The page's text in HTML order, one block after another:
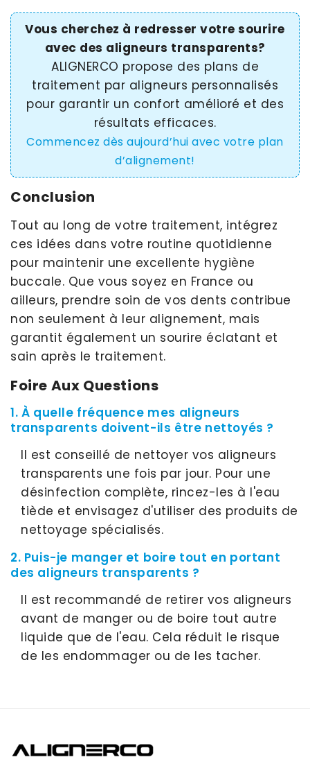
Vous cherchez à redresser votre sourire
avec des aligneurs transparents?
ALIGNERCO propose des plans de
traitement par aligneurs personnalisés
pour garantir un confort amélioré et des
résultats efficaces.
Commencez dès aujourd’hui avec votre plan
d’alignement!
Conclusion
Tout au long de votre traitement, intégrez
ces idées dans votre routine quotidienne
pour maintenir une excellente hygiène
buccale. Que vous soyez en France ou
ailleurs, prendre soin de vos dents contribue
non seulement à leur alignement, mais
garantit également un sourire éclatant et
sain après le traitement.
Foire Aux Questions
1. À quelle fréquence mes aligneurs
transparents doivent-ils être nettoyés ?
Il est conseillé de nettoyer vos aligneurs
transparents une fois par jour. Pour une
désinfection complète, rincez-les à l'eau
tiède et envisagez d'utiliser des produits de
nettoyage spécialisés.
2. Puis-je manger et boire tout en portant
des aligneurs transparents ?
Il est recommandé de retirer vos aligneurs
avant de manger ou de boire tout autre
liquide que de l'eau. Cela réduit le risque
de les endommager ou de les tacher.